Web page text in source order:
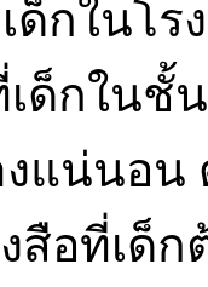
ด็กในโร
ด็กในชั้
แน่นอน
สือที่เด็